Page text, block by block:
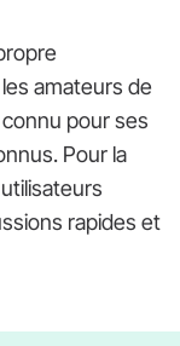
amateurs de
pour ses
Pour la
rapides et